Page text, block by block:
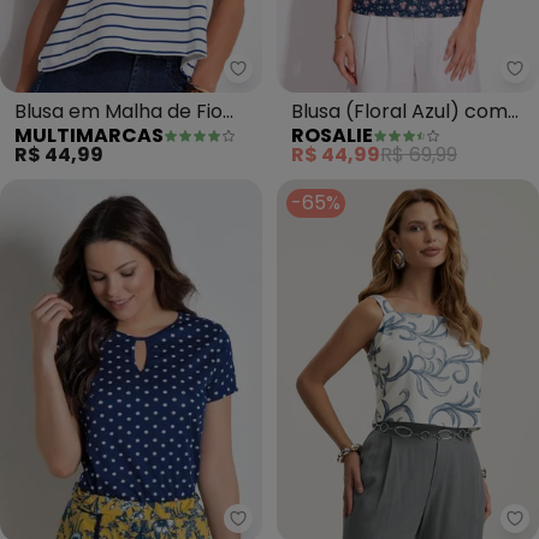
Multimarcas - Blusa em Malha
Blusa em Malha de Fio
Tinto (Listrada)
MULTIMARCAS
R$ 44,99
Blusa (Floral Azul) com
Laço no Decote
ROSALIE
R$ 44,99R$ 69,99
Moda Pop - Blusa com Vazado
-65%